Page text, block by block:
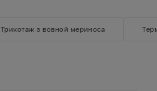
Трикотаж з вовной мериноса